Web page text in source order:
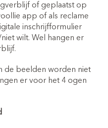
of geplaatst op
app of als reclame
inschrijfformulier
wilt. Wel hangen er
de beelden worden niet
er voor het 4 ogen